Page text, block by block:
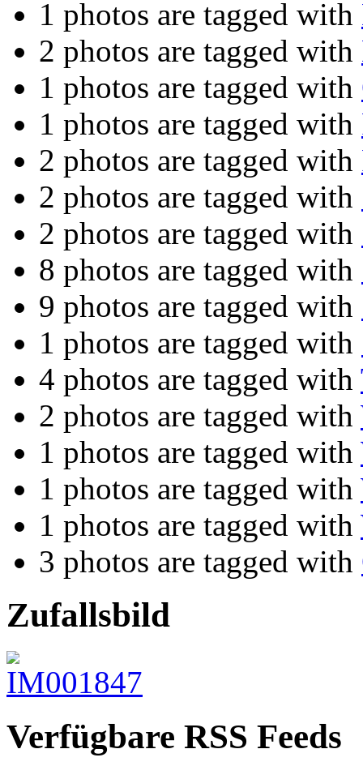
1 photos are tagged with
2 photos are tagged with
1 photos are tagged with
1 photos are tagged with
2 photos are tagged with
2 photos are tagged with
2 photos are tagged with
8 photos are tagged with
9 photos are tagged with
1 photos are tagged with
4 photos are tagged with
2 photos are tagged with
1 photos are tagged with
1 photos are tagged with
1 photos are tagged with
3 photos are tagged with
Zufallsbild
Verfügbare RSS Feeds